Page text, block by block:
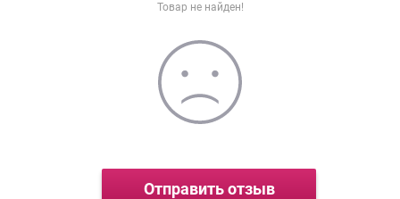
Товар не найден!
Отправить отзыв